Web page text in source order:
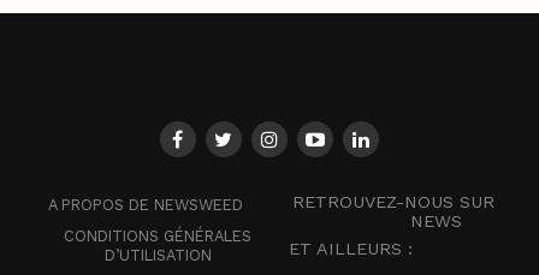
A PROPOS DE NEWSWEED
CONDITIONS GÉNÉRALES
D’UTILISATION
RETROUVEZ-NOUS SUR
NEWS
ET AILLEURS :